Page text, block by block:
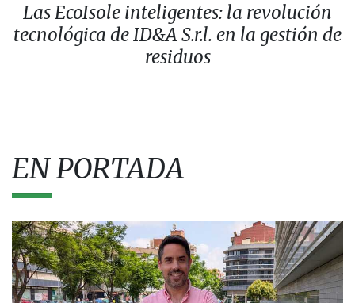
Las EcoIsole inteligentes: la revolución
tecnológica de ID&A S.r.l. en la gestión de
residuos
EN PORTADA